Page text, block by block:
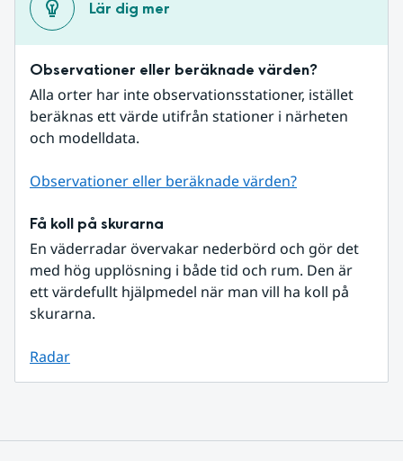
Lär dig mer
Observationer eller beräknade värden?
Alla orter har inte observationsstationer, istället
beräknas ett värde utifrån stationer i närheten
och modelldata.
Observationer eller beräknade värden?
Få koll på skurarna
En väderradar övervakar nederbörd och gör det
med hög upplösning i både tid och rum. Den är
ett värdefullt hjälpmedel när man vill ha koll på
skurarna.
Radar